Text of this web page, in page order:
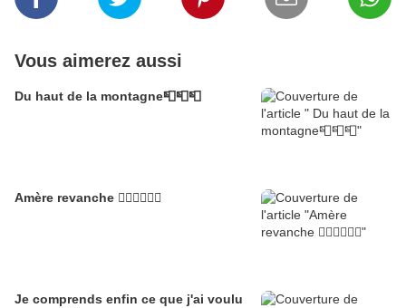
Vous aimerez aussi
Du haut de la montagne📮📮📮
Amère revanche 🦹‍♀️🦹‍♀️🦹‍♀️
Je comprends enfin ce que j'ai voulu